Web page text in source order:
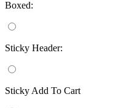
Boxed:
Sticky Header:
Sticky Add To Cart